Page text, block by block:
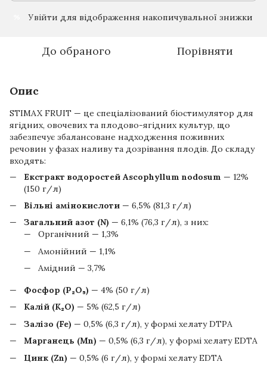
Увійти для відображення накопичувальної знижки
До обраного Порівняти
Опис
STIMAX FRUIT — це спеціалізований біостимулятор для
ягідних, овочевих та плодово-ягідних культур, що
забезпечує збалансоване надходження поживних
речовин у фазах наливу та дозрівання плодів. До складу
входять:
Екстракт водоростей Ascophyllum nodosum — 12%
(150 г/л)
Вільні амінокислоти — 6,5% (81,3 г/л)
Загальний азот (N) — 6,1% (76,3 г/л), з них:
Органічний — 1,3%
Амонійний — 1,1%
Амідний — 3,7%
Фосфор (P₂O₅) — 4% (50 г/л)
Калій (K₂O) — 5% (62,5 г/л)
Залізо (Fe) — 0,5% (6,3 г/л), у формі хелату DTPA
Марганець (Mn) — 0,5% (6,3 г/л), у формі хелату EDTA
Цинк (Zn) — 0,5% (6 г/л), у формі хелату EDTA